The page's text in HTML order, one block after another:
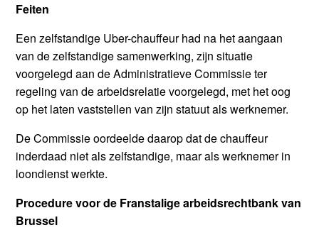
Feiten
Een zelfstandige Uber-chauffeur had na het aangaan
van de zelfstandige samenwerking, zijn situatie
voorgelegd aan de Administratieve Commissie ter
regeling van de arbeidsrelatie voorgelegd, met het oog
op het laten vaststellen van zijn statuut als werknemer.
De Commissie oordeelde daarop dat de chauffeur
inderdaad niet als zelfstandige, maar als werknemer in
loondienst werkte.
Procedure voor de Franstalige arbeidsrechtbank van
Brussel